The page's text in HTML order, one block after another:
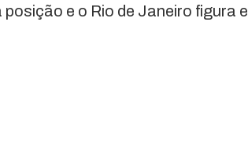
e o Rio de Janeiro figura